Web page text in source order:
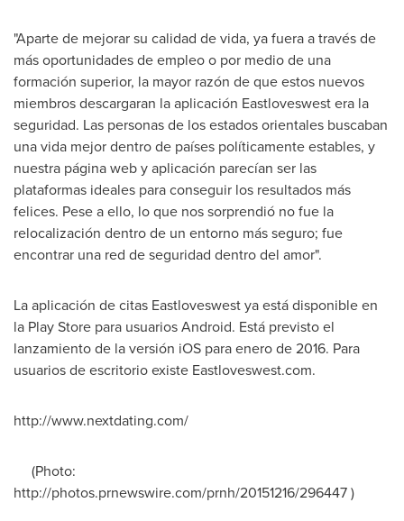
"Aparte de mejorar su calidad de vida, ya fuera a través de
más oportunidades de empleo o por medio de una
formación superior, la mayor razón de que estos nuevos
miembros descargaran la aplicación Eastloveswest era la
seguridad. Las personas de los estados orientales buscaban
una vida mejor dentro de países políticamente estables, y
nuestra página web y aplicación parecían ser las
plataformas ideales para conseguir los resultados más
felices. Pese a ello, lo que nos sorprendió no fue la
relocalización dentro de un entorno más seguro; fue
encontrar una red de seguridad dentro del amor".
La aplicación de citas Eastloveswest ya está disponible en
la Play Store para usuarios Android. Está previsto el
lanzamiento de la versión iOS para enero de 2016. Para
usuarios de escritorio existe Eastloveswest.com.
http://www.nextdating.com/
(Photo:
http://photos.prnewswire.com/prnh/20151216/296447 )